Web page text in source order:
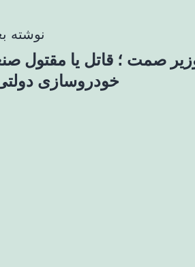
نوشته
صمت ؛ قاتل یا مقتول
خودروسازی